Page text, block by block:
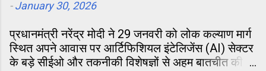
on pressing national issues. At Siyasat.in , we
ethics. We are committed to transpare...
निर्णयों को प्राथमिकता दी जाए।
-January 30, 2026
प्रधानमंत्री नरेंद्र मोदी ने 29 जनवरी को लोक कल्याण मार्ग
स्थित अपने आवास पर आर्टिफिशियल इंटेलिजेंस (AI) सेक्टर
के बड़े सीईओ और तकनीकी विशेषज्ञों से अहम बातचीत की।